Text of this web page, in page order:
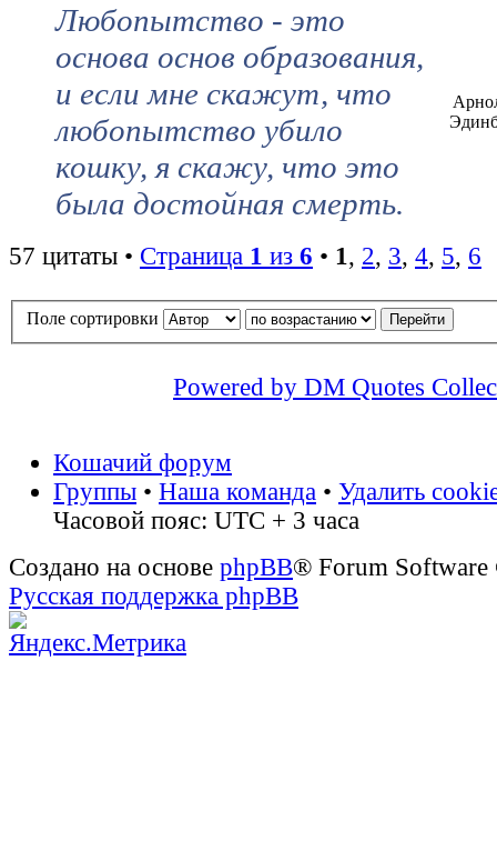
Любопытство - это
основа основ образования,
и если мне скажут, что
любопытство убило
кошку, я скажу, что это
была достойная смерть.
57 цитаты • Страница 1 из 6 • 1, 2, 3, 4, 5, 6
Поле сортировки
Powered by DM Quotes
Кошачий форум
Группы • Наша команда • Удалить
Часовой пояс: UTC + 3 часа
Создано на основе phpBB® Forum
Русская поддержка phpBB